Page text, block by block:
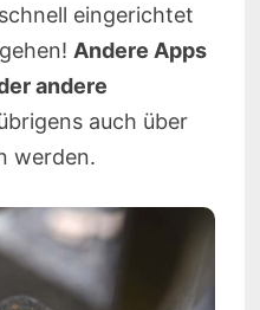
eingerichtet
Andere Apps
andere
auch über
werden.